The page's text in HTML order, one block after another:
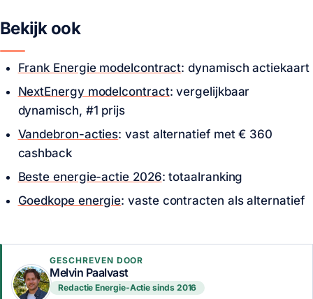
Bekijk ook
Frank Energie modelcontract: dynamisch actiekaart
NextEnergy modelcontract: vergelijkbaar
dynamisch, #1 prijs
Vandebron-acties: vast alternatief met€ 360
cashback
Beste energie-actie 2026: totaalranking
Goedkope energie: vaste contracten als alternatief
GESCHREVEN DOOR
Melvin Paalvast
Redactie Energie-Actie sinds 2016